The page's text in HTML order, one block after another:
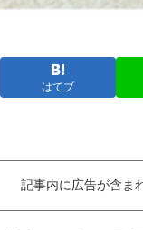
はてブ
記事内に広告が含ま